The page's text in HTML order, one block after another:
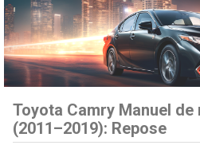
Toyota Camry Manuel
(2011–2019): Repose